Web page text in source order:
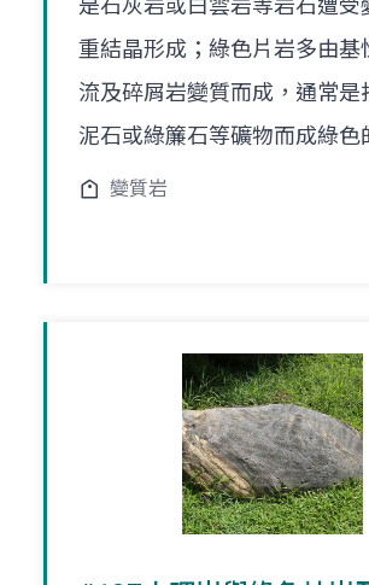
是石灰岩或白雲岩等岩石遭受
重結晶形成；綠色片岩多由基
流及碎屑岩變質而成，通常是
泥石或綠簾石等礦物而成綠色
變質岩